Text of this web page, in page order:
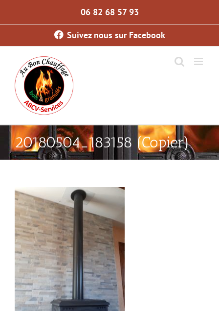
06 82 68 57 93
Suivez nous sur Facebook
20180504_183158 (Copier)